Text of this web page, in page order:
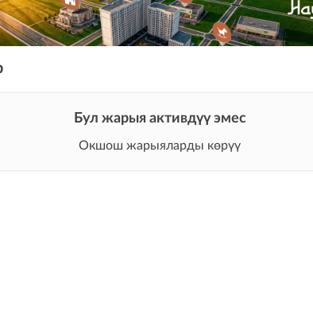
Бул жарыя активдүү эмес
Окшош жарыяларды көрүү